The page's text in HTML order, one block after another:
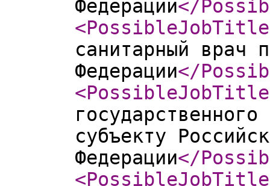
Федерации</
<PossibleJobTitle
санитарный врач
Федерации</
<PossibleJobTitle
субъекту
Федерации</
<PossibleJobTitle